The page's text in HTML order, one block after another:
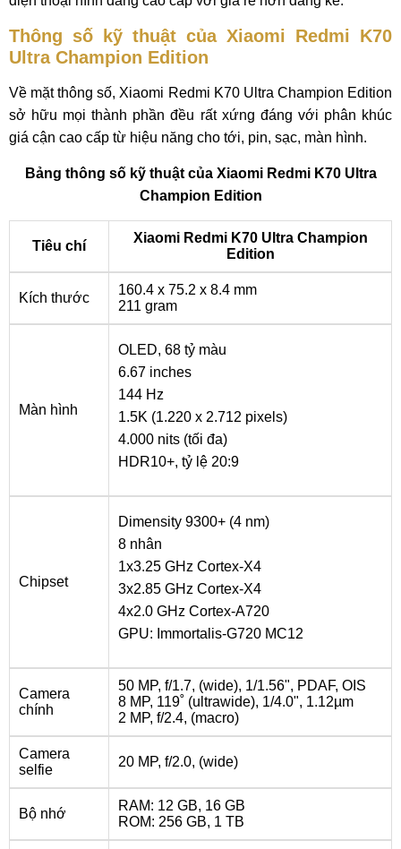
Thông số kỹ thuật của Xiaomi Redmi K70
Ultra Champion Edition
Về mặt thông số, Xiaomi Redmi K70 Ultra Champion Edition
sở hữu mọi thành phần đều rất xứng đáng với phân khúc
giá cận cao cấp từ hiệu năng cho tới, pin, sạc, màn hình.
Bảng thông số kỹ thuật của Xiaomi Redmi K70 Ultra
Champion Edition
Tiêu chí
Xiaomi Redmi K70 Ultra Champion
Edition
Kích thước
160.4 x 75.2 x 8.4 mm
211 gram
Màn hình
OLED, 68 tỷ màu
6.67 inches
144 Hz
1.5K (1.220 x 2.712 pixels)
4.000 nits (tối đa)
HDR10+, tỷ lệ 20:9
Chipset
Dimensity 9300+ (4 nm)
8 nhân
1x3.25 GHz Cortex-X4
3x2.85 GHz Cortex-X4
4x2.0 GHz Cortex-A720
GPU: Immortalis-G720 MC12
Camera
chính
50 MP, f/1.7, (wide), 1/1.56", PDAF, OIS
8 MP, 119˚ (ultrawide), 1/4.0", 1.12µm
2 MP, f/2.4, (macro)
Camera
selfie
20 MP, f/2.0, (wide)
Bộ nhớ
RAM: 12 GB, 16 GB
ROM: 256 GB, 1 TB